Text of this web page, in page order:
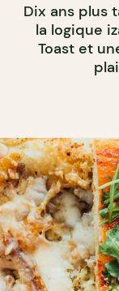
Dix ans plus
la logique
Toast et